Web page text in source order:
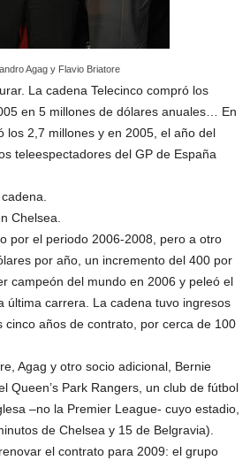
Agag y Flavio Briatore
La cadena Telecinco compró los
en 5 millones de dólares anuales… En
los 2,7 millones y en 2005, el año del
teleespectadores del GP de España
Chelsea.
por el periodo 2006-2008, pero a otro
por año, un incremento del 400 por
campeón del mundo en 2006 y peleó el
última carrera. La cadena tuvo ingresos
cinco años de contrato, por cerca de 100
Agag y otro socio adicional, Bernie
Queen’s Park Rangers, un club de fútbol
–no la Premier League- cuyo estadio,
de Chelsea y 15 de Belgravia).
el contrato para 2009: el grupo